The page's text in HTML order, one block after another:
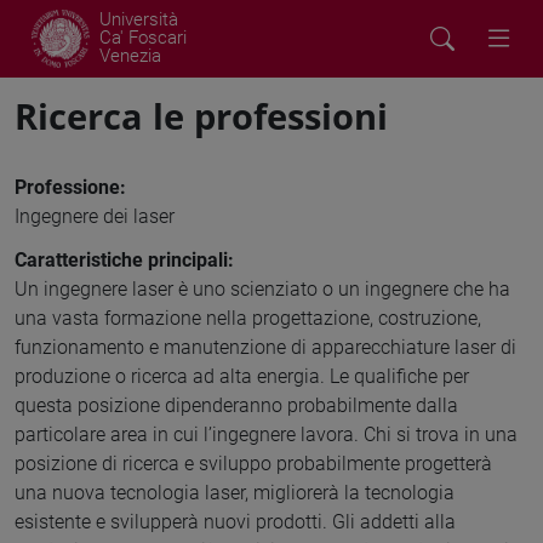
Università
Ca' Foscari
Venezia
Ricerca le professioni
Professione:
Ingegnere dei laser
Caratteristiche principali:
Un ingegnere laser è uno scienziato o un ingegnere che ha
una vasta formazione nella progettazione, costruzione,
funzionamento e manutenzione di apparecchiature laser di
produzione o ricerca ad alta energia. Le qualifiche per
questa posizione dipenderanno probabilmente dalla
particolare area in cui l’ingegnere lavora. Chi si trova in una
posizione di ricerca e sviluppo probabilmente progetterà
una nuova tecnologia laser, migliorerà la tecnologia
esistente e svilupperà nuovi prodotti. Gli addetti alla